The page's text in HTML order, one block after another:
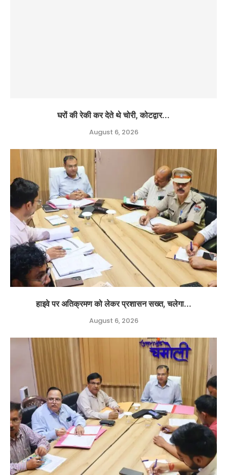
घरों की रेकी कर देते थे चोरी, कोटद्वार...
August 6, 2026
हाइवे पर अतिक्रमण को लेकर प्रशासन सख्त, चलेगा...
August 6, 2026